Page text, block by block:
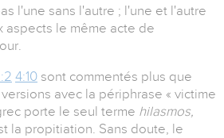
l'une sans l'autre ; l'une et l'autre
aspects le même acte de
4:10 sont commentés plus que
avec la périphrase « victime
porte le seul terme hilasmos,
la propitiation. Sans doute, le